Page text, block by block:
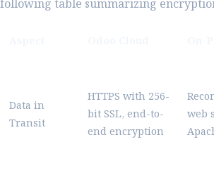
following table summarizing
Data in
Transit
HTTPS with 256-
bit SSL, end-to-
end encryption
web